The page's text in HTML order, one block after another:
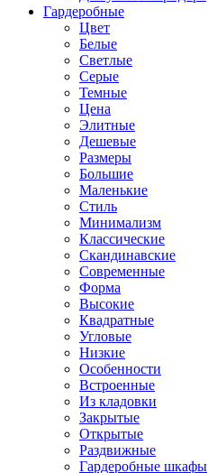
Гардеробные
Цвет
Белые
Светлые
Серые
Темные
Цена
Элитные
Дешевые
Размеры
Большие
Маленькие
Стиль
Минимализм
Классические
Скандинавские
Современные
Форма
Высокие
Квадратные
Угловые
Низкие
Особенности
Встроенные
Из кладовки
Закрытые
Открытые
Раздвижные
Гардеробные шкафы